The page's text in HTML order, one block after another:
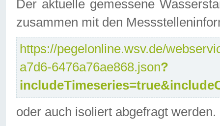
Der aktuelle gemessene
zusammen mit den
https://pegelonline.wsv.de/
a7d6-6476a76ae868.json?
oder auch isoliert abgefragt werden.